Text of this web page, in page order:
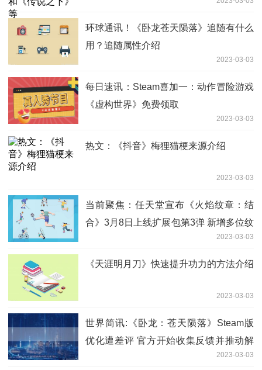
环球通讯！《卧龙苍天陨落》追随有什么
用？追随属性介绍
2023-03-03
每日速讯：Steam喜加一：动作冒险游戏
《虚构世界》免费领取
2023-03-03
热文：《抖音》梅狸猫梗来源介绍
2023-03-03
当前聚焦：任天堂宣布《火焰纹章：结
合》3月8日上线扩展包第3弹 新增多位纹
2023-03-03
《天涯明月刀》快速提升功力的方法介绍
2023-03-03
世界简讯:《卧龙：苍天陨落》Steam版
优化遭差评 官方开始收集反馈并推动解
2023-03-03